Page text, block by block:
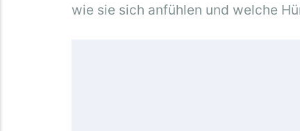
wie sie sich anfühlen und welche